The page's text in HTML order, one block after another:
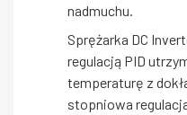
nadmuchu.
Sprężarka DC
regulacją PID
temperaturę z
stopniowa